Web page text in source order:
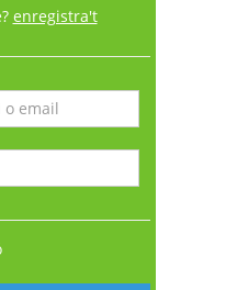
enregistra't